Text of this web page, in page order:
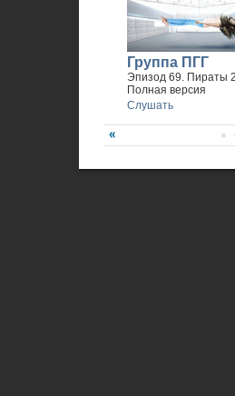
Группа ПГГ
Эпизод 69. Пираты
Полная версия
Слушать